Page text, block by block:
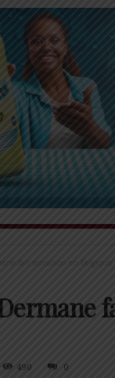
fait sensation en Belgique
490 0